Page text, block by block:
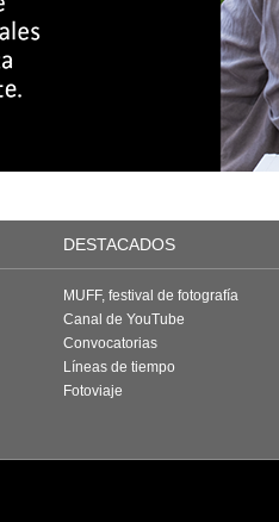
DESTACADOS
MUFF, festival de fotografía
Canal de YouTube
Convocatorias
Líneas de tiempo
Fotoviaje